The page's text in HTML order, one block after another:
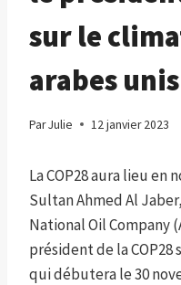
sur le
arabes unis
ParJulie 12 janvier 2023
La COP28 aura lieu en
Sultan Ahmed Al
National Oil Company
président de la
qui débutera le 30